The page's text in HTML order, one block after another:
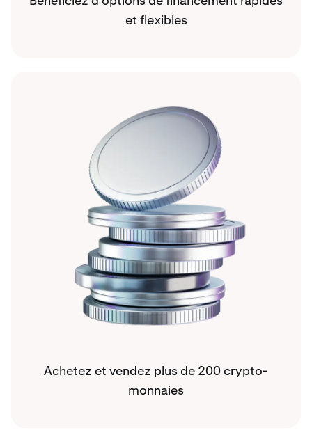
et flexibles
Achetez et vendez plus de 200 crypto-
monnaies